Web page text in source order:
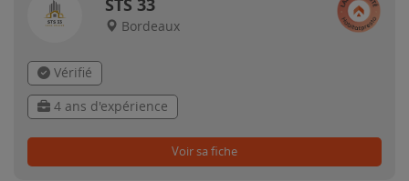
STS 33
Bordeaux
Vérifié
4 ans d'expérience
Voir sa fiche